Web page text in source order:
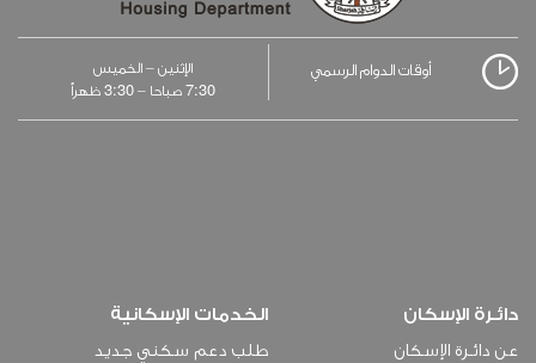
أوقات الدوام الرسمي الإثنين – الخميس
7:30صباحا –3:30ظهراً
دائـرة الإسكان
عن دائـرة الإسكان
الخدمات الإسكانية
طلب دعم سكني جديد